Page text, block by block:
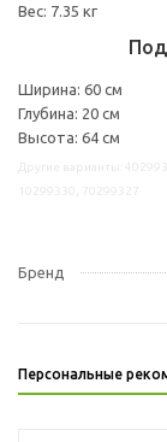
Вес: 7.35 кг
Ширина: 60 см
Глубина: 20 см
Высота: 64 см
Бренд
Персональные